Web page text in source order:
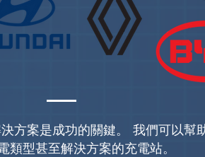
方案是成功的關鍵。 我們可以幫
類型甚至解決方案的充電站。